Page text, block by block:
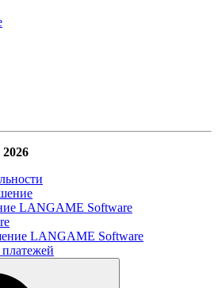
LANGAME Software
LANGAME Software